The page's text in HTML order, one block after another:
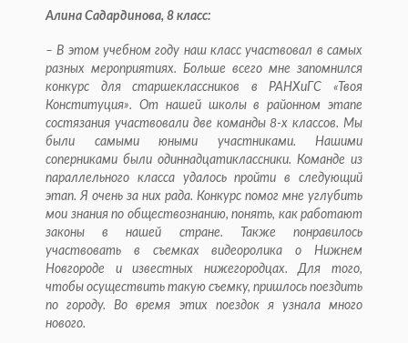
Алина Садардинова, 8 класс:
– В этом учебном году наш класс участвовал в самых
разных мероприятиях. Больше всего мне запомнился
конкурс для старшеклассников в РАНХиГС «Твоя
Конституция». От нашей школы в районном этапе
состязания участвовали две команды 8-х классов. Мы
были самыми юными участниками. Нашими
соперниками были одиннадцатиклассники. Команде из
параллельного класса удалось пройти в следующий
этап. Я очень за них рада. Конкурс помог мне углубить
мои знания по обществознанию, понять, как работают
законы в нашей стране. Также по­нравилось
участвовать в съемках видеоролика о Ниж­нем
Новгороде и известных нижегородцах. Для того,
чтобы осуществить такую съемку, пришлось поездить
по городу. Во время этих поез­док я узнала много
нового.